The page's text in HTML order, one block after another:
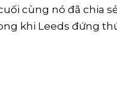
cùng nó đã chia
khi Leeds đứng thứ